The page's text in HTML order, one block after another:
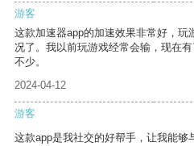
游客
这款加速器app的加速效果非常好，
况了。我以前玩游戏经常会输，现在
不少。
2024-04-12
游客
这款app是我社交的好帮手，让我能够